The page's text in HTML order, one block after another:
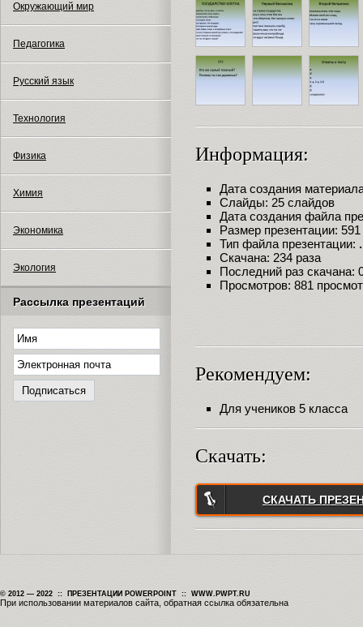
Окружающий мир
Педагогика
Русский язык
Технология
Физика
Химия
Экономика
Экология
Рассылка презентаций
Информация:
Дата создания
Слайды: 25 слайдов
Дата создания файла
Размер презентации:
Тип файла презентации:
Скачана: 234 раза
Последний раз скачана:
Просмотров: 881
Рекомендуем:
Для учеников 5 класса
Скачать:
СКАЧАТЬ
© 2012 — 2022 :: ПРЕЗЕНТАЦИИ POWERPOINT :: WWW.PWPT.RU
При использовании материалов сайта, обратная ссылка обязательна